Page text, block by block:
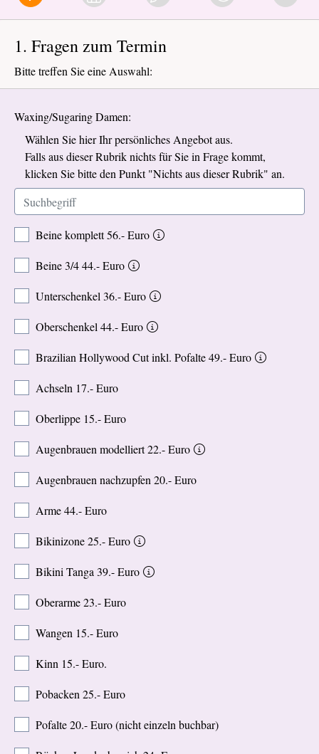
1. Fragen zum Termin
Bitte treffen Sie eine Auswahl:
Waxing/Sugaring Damen:
Wählen Sie hier Ihr persönliches Angebot aus.
Falls aus dieser Rubrik nichts für Sie in Frage kommt,
klicken Sie bitte den Punkt "Nichts aus dieser Rubrik" an.
Beine komplett 56.- Euro
Beine 3/4 44.- Euro
Unterschenkel 36.- Euro
Oberschenkel 44.- Euro
Brazilian Hollywood Cut inkl. Pofalte 49.- Euro
Achseln 17.- Euro
Oberlippe 15.- Euro
Augenbrauen modelliert 22.- Euro
Augenbrauen nachzupfen 20.- Euro
Arme 44.- Euro
Bikinizone 25.- Euro
Bikini Tanga 39.- Euro
Oberarme 23.- Euro
Wangen 15.- Euro
Kinn 15.- Euro.
Pobacken 25.- Euro
Pofalte 20.- Euro (nicht einzeln buchbar)